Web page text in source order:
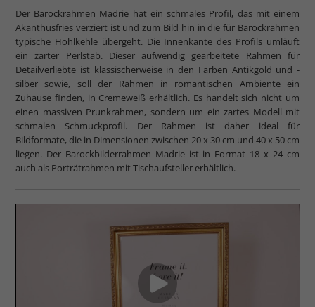
Der Barockrahmen Madrie hat ein schmales Profil, das mit einem
Akanthusfries verziert ist und zum Bild hin in die für Barockrahmen
typische Hohlkehle übergeht. Die Innenkante des Profils umläuft
ein zarter Perlstab. Dieser aufwendig gearbeitete Rahmen für
Detailverliebte ist klassischerweise in den Farben Antikgold und -
silber sowie, soll der Rahmen in romantischen Ambiente ein
Zuhause finden, in Cremeweiß erhältlich. Es handelt sich nicht um
einen massiven Prunkrahmen, sondern um ein zartes Modell mit
schmalen Schmuckprofil. Der Rahmen ist daher ideal für
Bildformate, die in Dimensionen zwischen 20 x 30 cm und 40 x 50 cm
liegen. Der Barockbilderrahmen Madrie ist in Format 18 x 24 cm
auch als Porträtrahmen mit Tischaufsteller erhältlich.